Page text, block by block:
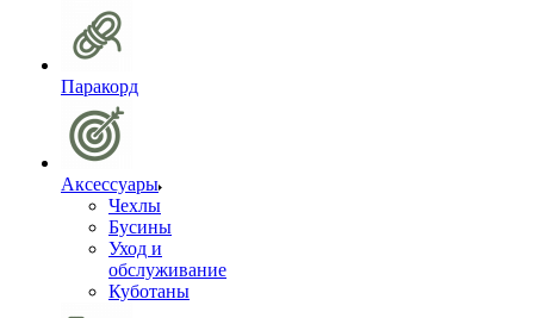
Паракорд
Аксессуары
Чехлы
Бусины
Уход и
обслуживание
Куботаны